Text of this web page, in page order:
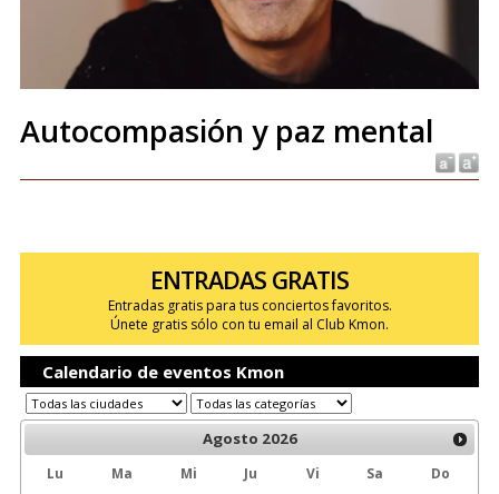
Autocompasión y paz mental
ENTRADAS GRATIS
Entradas gratis para tus conciertos favoritos.
Únete gratis sólo con tu email al Club Kmon.
Calendario de eventos Kmon
Agosto 2026
Lu Ma Mi Ju Vi Sa
Do